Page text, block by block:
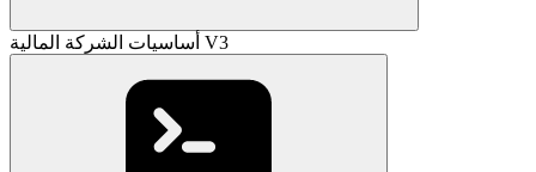
أساسيات الشركة المالية V3